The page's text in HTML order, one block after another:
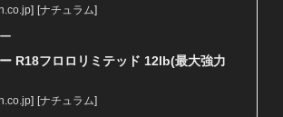
] [ナチュラム]
R18フロロリミテッド 12lb(最大強力
] [ナチュラム]